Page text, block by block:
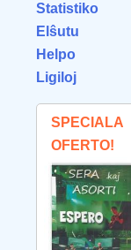
Statistiko
Elŝutu
Helpo
Ligiloj
SPECIALA
OFERTO!